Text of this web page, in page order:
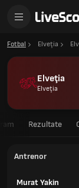
Fotbal Elveţia
Elveţia
Elveţia
Rezultate
Antrenor
Murat Yakin